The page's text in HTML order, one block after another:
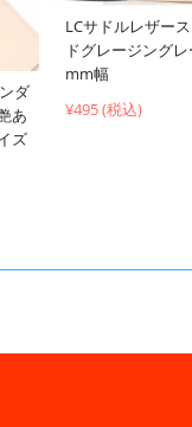
ダ
あ
ズ
LCサドルレザー
ドグレージング
mm幅
¥495 (税込)